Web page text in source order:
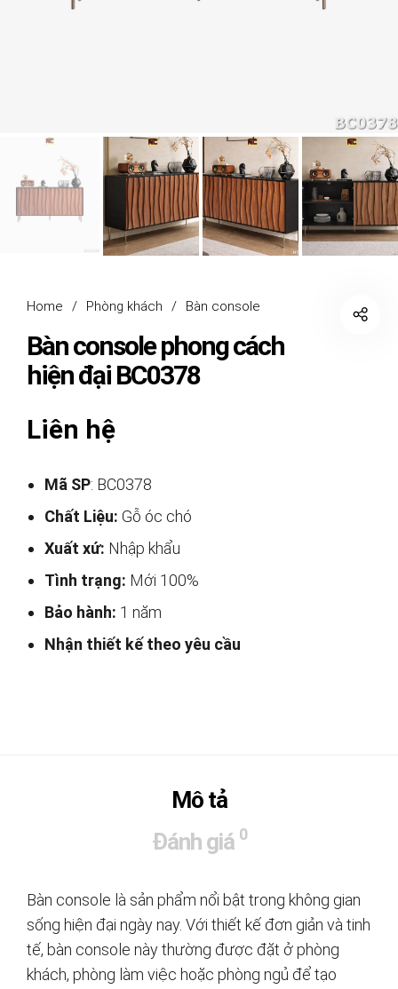
Home / Phòng khách / Bàn console
Bàn console phong cách
hiện đại BC0378
Liên hệ
Mã SP: BC0378
Chất Liệu: Gỗ óc chó
Xuất xứ: Nhập khẩu
Tình trạng: Mới 100%
Bảo hành: 1 năm
Nhận thiết kế theo yêu cầu
Mô tả
Đánh giá 0
Bàn console là sản phẩm nổi bật trong không gian
sống hiện đại ngày nay. Với thiết kế đơn giản và tinh
tế, bàn console này thường được đặt ở phòng
khách, phòng làm việc hoặc phòng ngủ để tạo